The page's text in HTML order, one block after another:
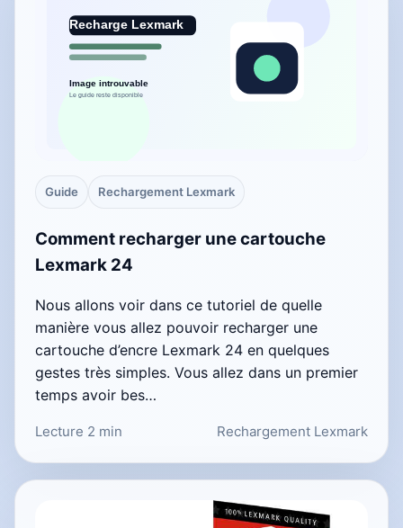
Guide Rechargement Lexmark
Comment recharger une cartouche
Lexmark 24
Nous allons voir dans ce tutoriel de quelle
manière vous allez pouvoir recharger une
cartouche d’encre Lexmark 24 en quelques
gestes très simples. Vous allez dans un premier
temps avoir bes…
Lecture 2 min Rechargement Lexmark